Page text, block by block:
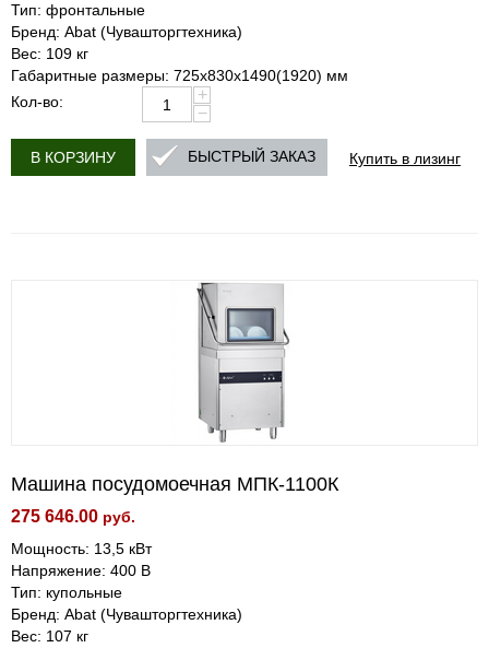
Тип: фронтальные
Бренд: Abat (Чувашторгтехника)
Вес: 109 кг
Габаритные размеры: 725х830х1490(1920) мм
Кол-во:
+
−
В КОРЗИНУ Купить в лизинг
БЫСТРЫЙ ЗАКАЗ
Машина посудомоечная МПК-1100К
275 646.00 руб.
Мощность: 13,5 кВт
Напряжение: 400 В
Тип: купольные
Бренд: Abat (Чувашторгтехника)
Вес: 107 кг